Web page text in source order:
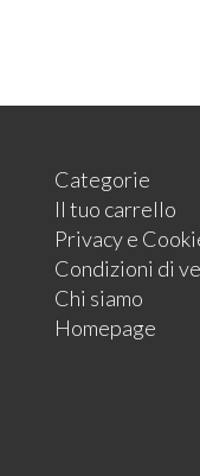
Categorie
Il tuo carrello
Privacy e
Condizioni di
Chi siamo
Homepage